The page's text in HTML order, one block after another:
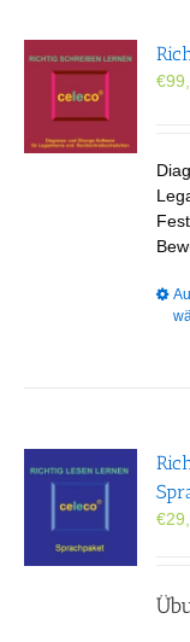
€
€